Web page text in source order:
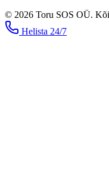
© 2026 Toru SOS OÜ.
Helista 24/7